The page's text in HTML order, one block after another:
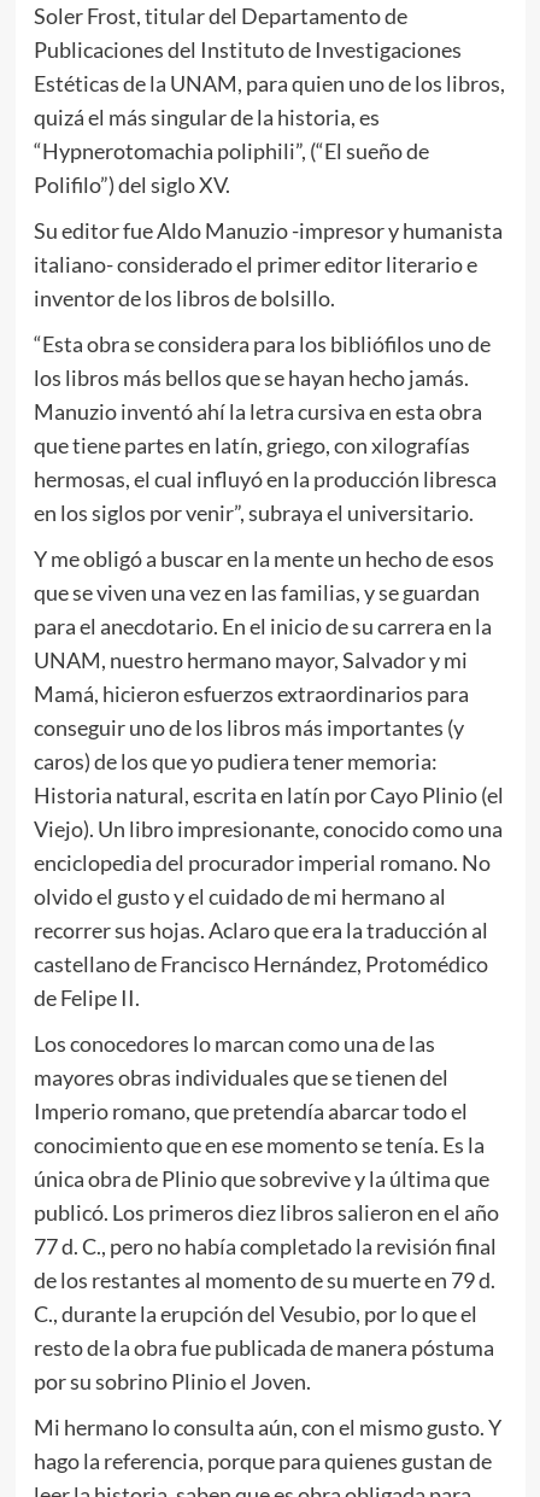
Soler Frost, titular del Departamento de
Publicaciones del Instituto de Investigaciones
Estéticas de la UNAM, para quien uno de los libros,
quizá el más singular de la historia, es
“Hypnerotomachia poliphili”, (“El sueño de
Polifilo”) del siglo XV.
Su editor fue Aldo Manuzio -impresor y humanista
italiano- considerado el primer editor literario e
inventor de los libros de bolsillo.
“Esta obra se considera para los bibliófilos uno de
los libros más bellos que se hayan hecho jamás.
Manuzio inventó ahí la letra cursiva en esta obra
que tiene partes en latín, griego, con xilografías
hermosas, el cual influyó en la producción libresca
en los siglos por venir”, subraya el universitario.
Y me obligó a buscar en la mente un hecho de esos
que se viven una vez en las familias, y se guardan
para el anecdotario. En el inicio de su carrera en la
UNAM, nuestro hermano mayor, Salvador y mi
Mamá, hicieron esfuerzos extraordinarios para
conseguir uno de los libros más importantes (y
caros) de los que yo pudiera tener memoria:
Historia natural, escrita en latín por Cayo Plinio (el
Viejo). Un libro impresionante, conocido como una
enciclopedia del procurador imperial romano. No
olvido el gusto y el cuidado de mi hermano al
recorrer sus hojas. Aclaro que era la traducción al
castellano de Francisco Hernández, Protomédico
de Felipe II.
Los conocedores lo marcan como una de las
mayores obras individuales que se tienen del
Imperio romano, que pretendía abarcar todo el
conocimiento que en ese momento se tenía. Es la
única obra de Plinio que sobrevive y la última que
publicó. Los primeros diez libros salieron en el año
77 d. C., pero no había completado la revisión final
de los restantes al momento de su muerte en 79 d.
C., durante la erupción del Vesubio, por lo que el
resto de la obra fue publicada de manera póstuma
por su sobrino Plinio el Joven.
Mi hermano lo consulta aún, con el mismo gusto. Y
hago la referencia, porque para quienes gustan de